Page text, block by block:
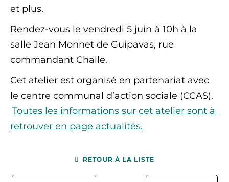
et plus.
Rendez-vous le vendredi 5 juin à 10h à la
salle Jean Monnet de Guipavas, rue
commandant Challe.
Cet atelier est organisé en partenariat avec
le centre communal d’action sociale (CCAS).
Toutes les informations sur cet atelier sont à
retrouver en page actualités.
RETOUR À LA LISTE